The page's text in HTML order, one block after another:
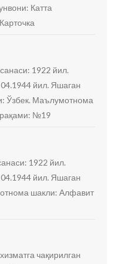
Катта
1922 йил.
йил. Яшаган
Ўзбек. Маълумотнома
№19
1922 йил.
йил. Яшаган
шакли: Алфавит
чақирилган